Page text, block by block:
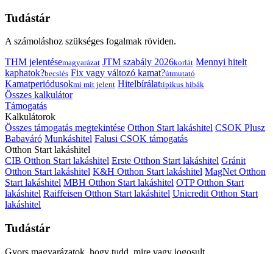
Tudástár
A számoláshoz szükséges fogalmak röviden.
THM jelentésemagyarázat JTM szabály 2026korlát Mennyi hitelt
kaphatok?becslés Fix vagy változó kamat?útmutató
Kamatperiódusokmi mit jelent Hitelbírálattipikus hibák
Összes kalkulátor
Támogatás
Kalkulátorok
Összes támogatás megtekintése Otthon Start lakáshitel CSOK Plusz
Babaváró Munkáshitel Falusi CSOK támogatás
Otthon Start lakáshitel
CIB Otthon Start lakáshitel Erste Otthon Start lakáshitel Gránit
Otthon Start lakáshitel K&H Otthon Start lakáshitel MagNet Otthon
Start lakáshitel MBH Otthon Start lakáshitel OTP Otthon Start
lakáshitel Raiffeisen Otthon Start lakáshitel Unicredit Otthon Start
lakáshitel
Tudástár
Gyors magyarázatok, hogy tudd, mire vagy jogosult.